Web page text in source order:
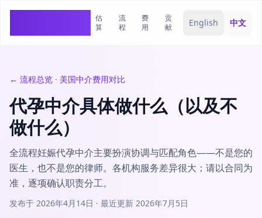
估
算
流
程
费
用
贡
献
English 中文
← 流程总览 · 美国中介费用对比
代孕中介具体做什么（以及不
做什么）
全流程妊娠代孕中介主要扮演协调与匹配角色——不是您的
医生，也不是您的律师。各机构服务差异很大；请以合同为
准，逐项确认职责分工。
发布于 2026年4月14日 · 最近更新 2026年7月5日